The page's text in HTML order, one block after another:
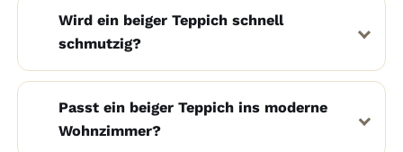
Wird ein beiger Teppich schnell
schmutzig?
Passt ein beiger Teppich ins moderne
Wohnzimmer?